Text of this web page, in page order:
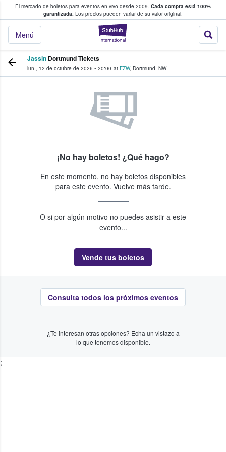
El mercado de boletos para eventos en vivo desde 2009. Cada compra está 100%
garantizada. Los precios pueden variar de su valor original.
StubHub: donde
Menú
fans compran y venden boletos
Jassin Dortmund Tickets
lun., 12 de octubre de 2026 • 20:00 at FZW, Dortmund, NW
¡No hay boletos! ¿Qué hago?
En este momento, no hay boletos disponibles
para este evento. Vuelve más tarde.
O si por algún motivo no puedes asistir a este
evento...
Vende tus boletos
Consulta todos los próximos eventos
¿Te interesan otras opciones? Echa un vistazo a
lo que tenemos disponible.
;